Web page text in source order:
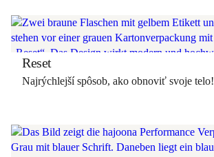
Reset
Najrýchlejší spôsob, ako obnoviť svoje telo!